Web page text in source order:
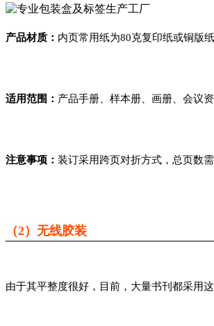
产品材质： 内页常用纸为80克复印纸或铜版
适用范围： 产品手册、样本册、画册、会议
注意事项： 装订采用跨页对折方式，总页数
（2）无线胶装
由于其平整度很好，目前，大量书刊都采用